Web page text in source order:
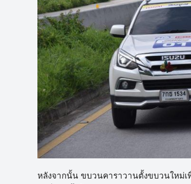
หลังจากนั้น ขบวนคาราวานตั้งขบวนใหม่เ